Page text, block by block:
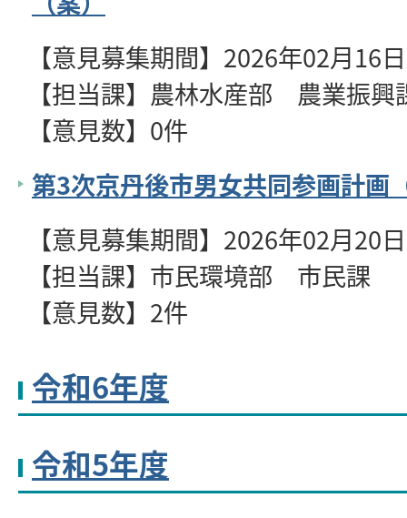
【意見募集期間】2026年02月16
【担当課】農林水産部 農業振興
【意見数】0件
第3次京丹後市男女共同参画計画
【意見募集期間】2026年02月20
【担当課】市民環境部 市民課
【意見数】2件
令和6年度
令和5年度